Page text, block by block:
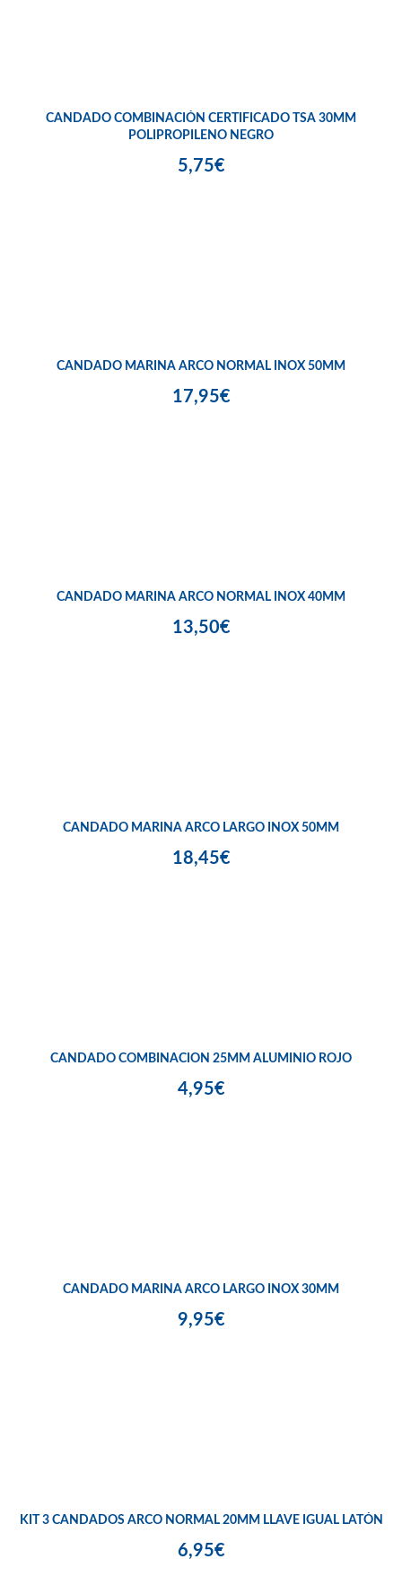
CANDADO COMBINACIÓN CERTIFICADO TSA 30MM
POLIPROPILENO NEGRO
5,75€
CANDADO MARINA ARCO NORMAL INOX 50MM
17,95€
CANDADO MARINA ARCO NORMAL INOX 40MM
13,50€
CANDADO MARINA ARCO LARGO INOX 50MM
18,45€
CANDADO COMBINACION 25MM ALUMINIO ROJO
4,95€
CANDADO MARINA ARCO LARGO INOX 30MM
9,95€
KIT 3 CANDADOS ARCO NORMAL 20MM LLAVE IGUAL LATÓN
6,95€